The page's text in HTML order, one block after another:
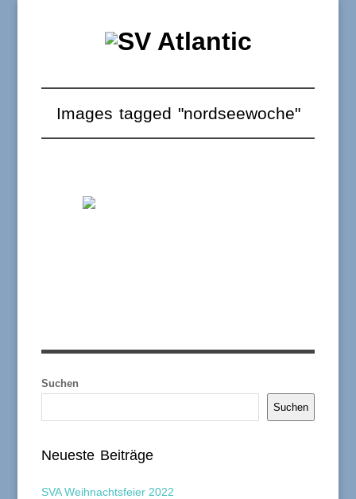
Images tagged "nordseewoche"
Suchen
Suchen
Neueste Beiträge
SVA Weihnachtsfeier 2022